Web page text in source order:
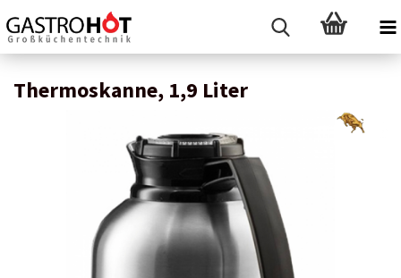
Thermoskanne, 1,9 Liter